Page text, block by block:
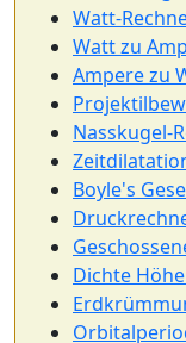
Watt-
Watt zu
Ampere zu
Nasskugel-
Boyle's
Dichte